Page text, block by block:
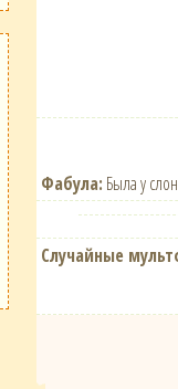
Фабула: Была у
Случайные